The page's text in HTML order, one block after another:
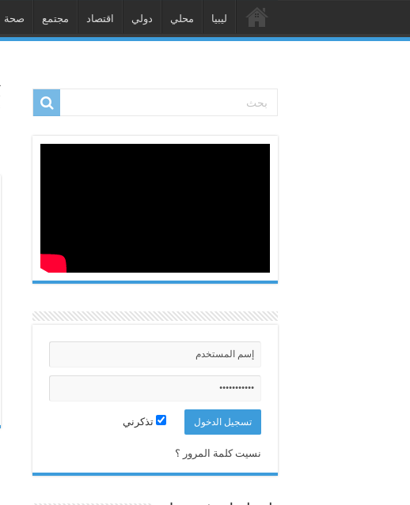
ليبيا محلي دولي اقتصاد مجتمع صحة
تذكرني
نسيت كلمة المرور ؟